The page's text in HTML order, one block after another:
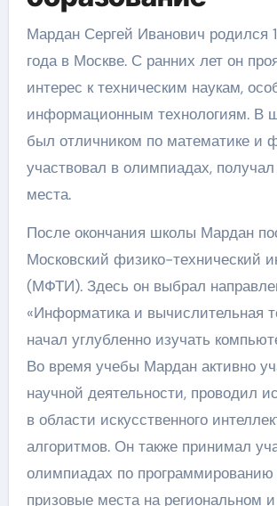
Мардан Сергей Иванович родился
года в Москве. С ранних лет он
интерес к техническим наукам,
информационным технологиям. В
был отличником по математике и
участвовал в олимпиадах,
места.
После окончания школы Мардан
Московский физико-технический
(МФТИ). Здесь он выбрал
«Информатика и вычислительная
начал углубленно изучать
Во время учебы Мардан активно
научной деятельности, проводил
в области искусственного
алгоритмов. Он также принимал
олимпиадах по
призовые места на региональном и